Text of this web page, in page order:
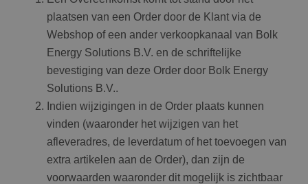
plaatsen van een Order door de Klant via de
Webshop of een ander verkoopkanaal van Bolk
Energy Solutions B.V. en de schriftelijke
bevestiging van deze Order door Bolk Energy
Solutions B.V..
Indien wijzigingen in de Order plaats kunnen
vinden (waaronder het wijzigen van het
afleveradres, de leverdatum of het toevoegen van
extra artikelen aan de Order), dan zijn de
voorwaarden waaronder dit mogelijk is zichtbaar